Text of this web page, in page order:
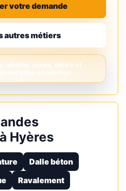
votre demande
autres métiers
Hyères
Dalle béton
Ravalement